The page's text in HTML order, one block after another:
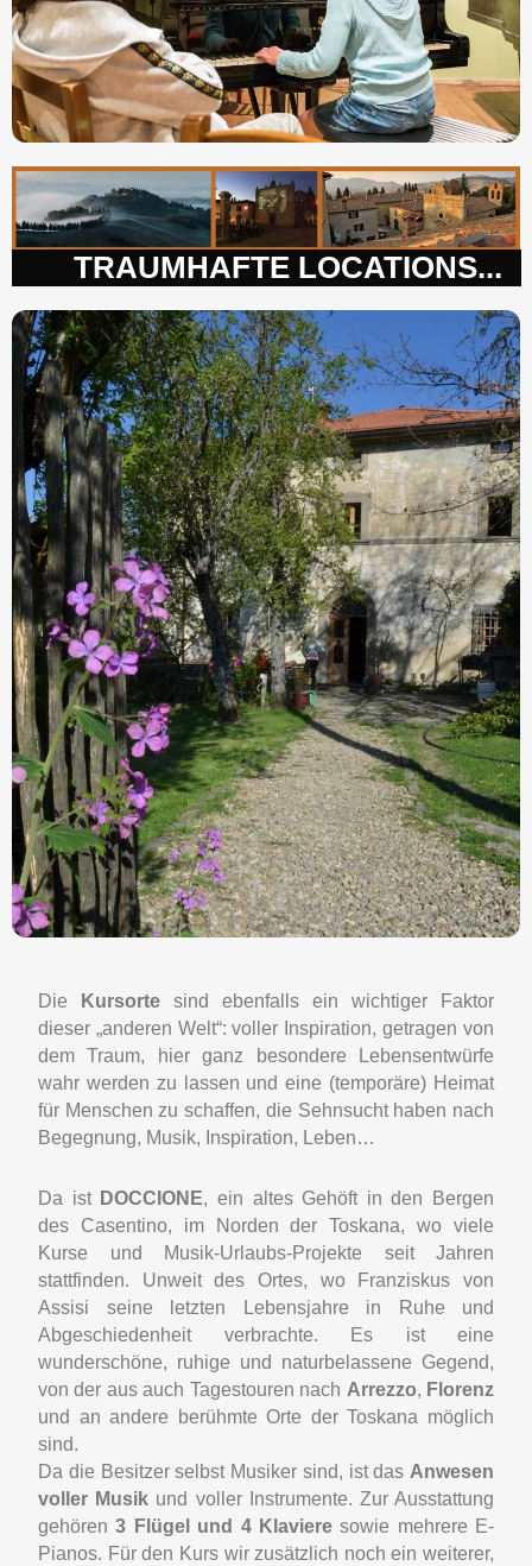
TRAUMHAFTE LOCATIONS...
Die Kursorte sind ebenfalls ein wichtiger Faktor
dieser „anderen Welt“: voller Inspiration, getragen von
dem Traum, hier ganz besondere Lebensentwürfe
wahr werden zu lassen und eine (temporäre) Heimat
für Menschen zu schaffen, die Sehnsucht haben nach
Begegnung, Musik, Inspiration, Leben…
Da ist DOCCIONE, ein altes Gehöft in den Bergen
des Casentino, im Norden der Toskana, wo viele
Kurse und Musik-Urlaubs-Projekte seit Jahren
stattfinden. Unweit des Ortes, wo Franziskus von
Assisi seine letzten Lebensjahre in Ruhe und
Abgeschiedenheit verbrachte. Es ist eine
wunderschöne, ruhige und naturbelassene Gegend,
von der aus auch Tagestouren nach Arrezzo, Florenz
und an andere berühmte Orte der Toskana möglich
sind.
Da die Besitzer selbst Musiker sind, ist das Anwesen
voller Musik und voller Instrumente. Zur Ausstattung
gehören3 Flügel und 4 Klavieresowie mehrere E-
Pianos. Für den Kurs wir zusätzlich noch ein weiterer,